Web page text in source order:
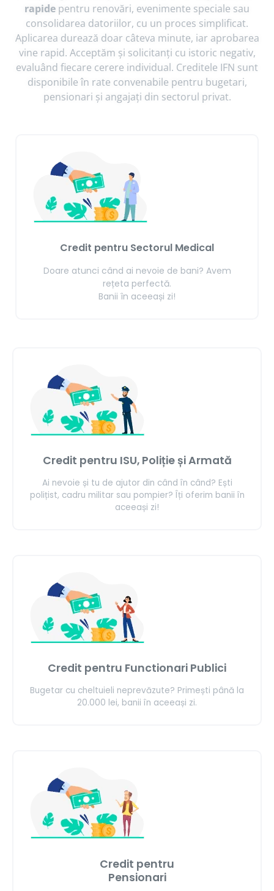
rapide pentru renovări, evenimente speciale sau
consolidarea datoriilor, cu un proces simplificat.
Aplicarea durează doar câteva minute, iar aprobarea
vine rapid. Acceptăm și solicitanți cu istoric negativ,
evaluând fiecare cerere individual. Creditele IFN sunt
disponibile în rate convenabile pentru bugetari,
pensionari și angajați din sectorul privat.
Credit pentru Sectorul Medical
Doare atunci când ai nevoie de bani? Avem
rețeta perfectă.
Banii în aceeași zi!
Credit pentru ISU, Poliție și Armată
Ai nevoie și tu de ajutor din când în când? Ești
polițist, cadru militar sau pompier? Îți oferim banii în
aceeași zi!
Credit pentru Functionari Publici
Bugetar cu cheltuieli neprevăzute? Primești până la
20.000 lei, banii în aceeași zi.
Credit pentru
Pensionari